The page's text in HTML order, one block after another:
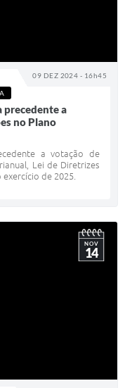
09 DEZ 2024 - 16h45
precedente a
no Plano
a votação de
Lei de Diretrizes
de 2025.
NOV
14